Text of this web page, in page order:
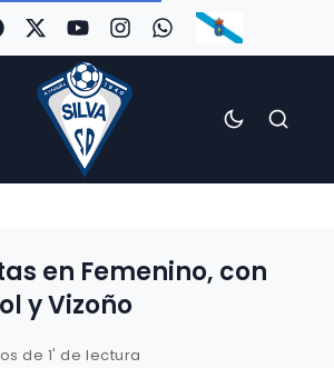
en Femenino, con
y Vizoño
de 1' de lectura